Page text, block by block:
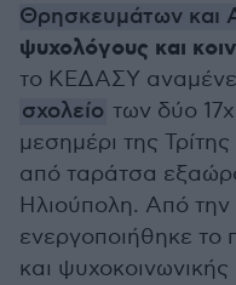
Θρησκευμάτων και
ψυχολόγους και
το ΚΕΔΑΣΥ
σχολείο των δύο
μεσημέρι της
από ταράτσα
Ηλιούπολη. Από την
ενεργοποιήθηκε το
και